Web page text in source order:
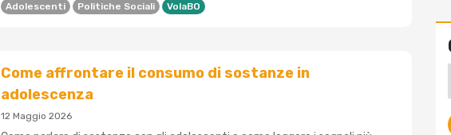
Adolescenti Politiche Sociali VolaBO
Come affrontare il consumo di sostanze in
adolescenza
12 Maggio 2026